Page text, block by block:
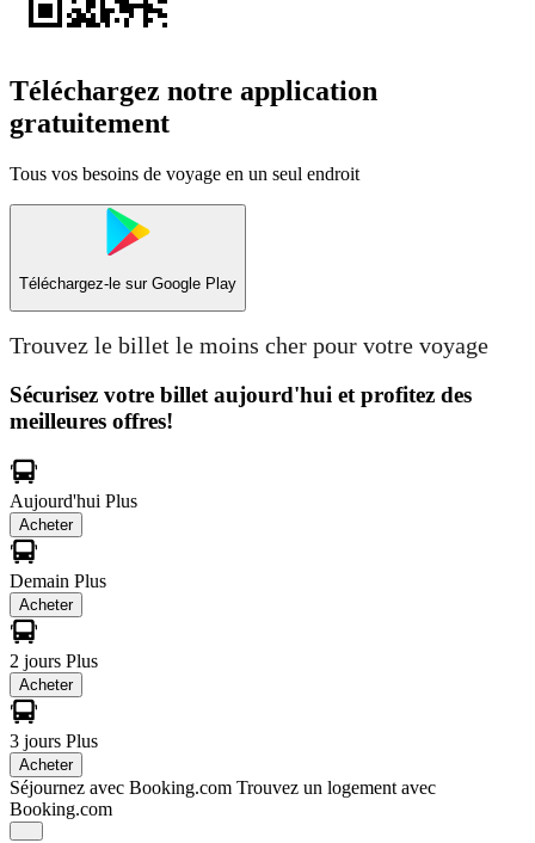
Téléchargez notre application
gratuitement
Tous vos besoins de voyage en un seul endroit
Téléchargez-le sur Google Play
Trouvez le billet le moins cher pour votre voyage
Sécurisez votre billet aujourd'hui et profitez des
meilleures offres!
Aujourd'hui Plus
Acheter
Demain Plus
Acheter
2 jours Plus
Acheter
3 jours Plus
Acheter
Séjournez avec Booking.com Trouvez un logement avec
Booking.com